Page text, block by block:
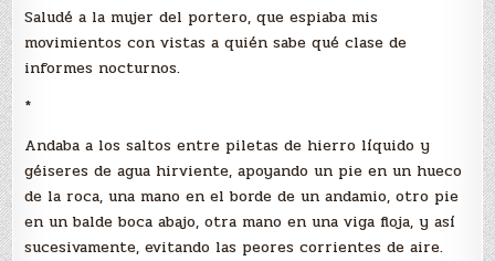
Saludé a la mujer del portero, que espiaba mis
movimientos con vistas a quién sabe qué clase de
informes nocturnos.
*
Andaba a los saltos entre piletas de hierro líquido y
géiseres de agua hirviente, apoyando un pie en un hueco
de la roca, una mano en el borde de un andamio, otro pie
en un balde boca abajo, otra mano en una viga floja, y así
sucesivamente, evitando las peores corrientes de aire.